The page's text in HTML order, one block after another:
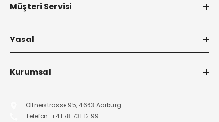
Müşteri Servisi
Yasal
Kurumsal
Oltnerstrasse 95, 4663 Aarburg
Telefon: +41 78 731 12 99